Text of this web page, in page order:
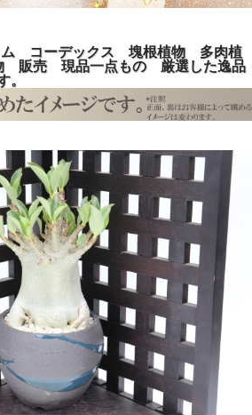
ム コーデックス 塊根植物 多肉植
販売 現品一点もの 厳選した逸品
。